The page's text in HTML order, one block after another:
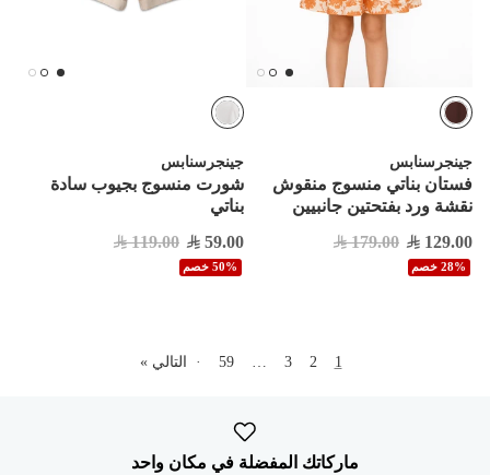
جينجرسنابس
فستان بناتي منسوج منقوش
نقشة ورد بفتحتين جانبيين
129.00
179.00
28% خصم
جينجرسنابس
شورت منسوج بجيوب سادة
بناتي
59.00
119.00
50% خصم
1
2
3
…
59
· التالي »
ماركاتك المفضلة في مكان واحد